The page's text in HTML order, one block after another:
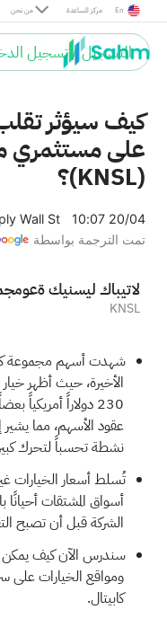
من نحن مركز المساعدة En
التسجيل / تسجيل
كيف سيؤثر تقلب
على مستثمري
(KNSL)؟
Wall St
10:07 20/04
تمت الترجمة بواسطة
مجموعة كينسيل
KNSL
شهدت أسهم مجموعة
230 دولاراً
عقود الأسهم، مما يشير
نشطة تحسباً لتحرك
تُسلط أسعار الخيارات
أسواق المشتقات
الشركة قبل أن تصبح
سندرس الآن كيف يمكن
ومواقع الخيارات على
كابيتال.